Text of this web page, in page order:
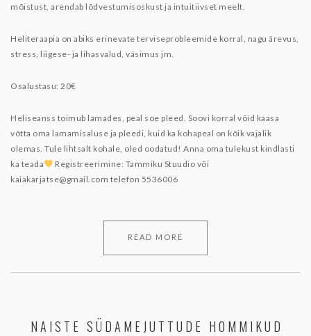
mõistust, arendab lõdvestumisoskust ja intuitiivset meelt.
Heliteraapia on abiks erinevate terviseprobleemide korral, nagu ärevus,
stress, liigese- ja lihasvalud, väsimus jm.
Osalustasu: 20€
Heliseanss toimub lamades, peal soe pleed. Soovi korral võid kaasa
võtta oma lamamisaluse ja pleedi, kuid ka kohapeal on kõik vajalik
olemas. Tule lihtsalt kohale, oled oodatud! Anna oma tulekust kindlasti
ka teada
Registreerimine: Tammiku Stuudio või
kaiakarjatse@gmail.com telefon 5536006
READ MORE
NAISTE SÜDAMEJUTTUDE HOMMIKUD